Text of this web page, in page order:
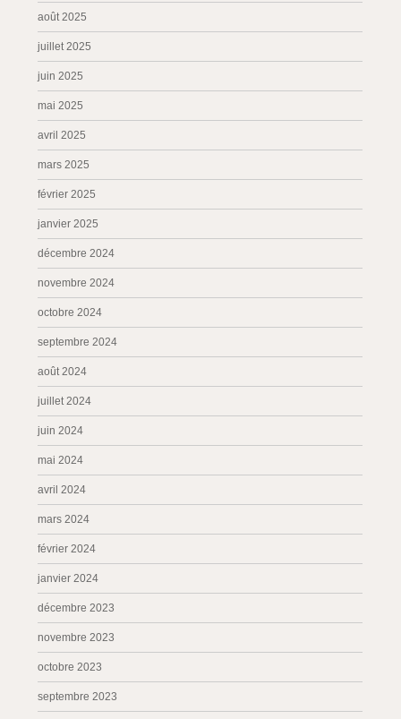
août 2025
juillet 2025
juin 2025
mai 2025
avril 2025
mars 2025
février 2025
janvier 2025
décembre 2024
novembre 2024
octobre 2024
septembre 2024
août 2024
juillet 2024
juin 2024
mai 2024
avril 2024
mars 2024
février 2024
janvier 2024
décembre 2023
novembre 2023
octobre 2023
septembre 2023